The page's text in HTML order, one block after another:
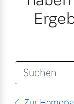
3 Modelle
Unser Team